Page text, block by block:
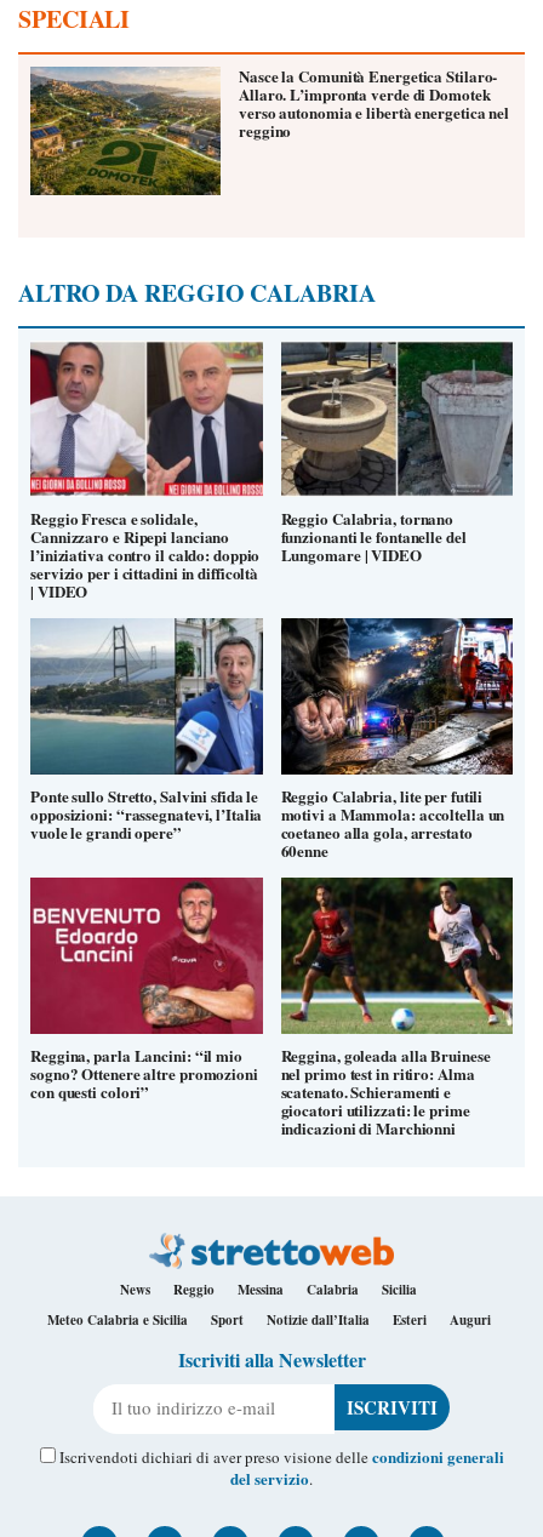
SPECIALI
Nasce la Comunità Energetica Stilaro-
Allaro. L’impronta verde di Domotek
verso autonomia e libertà energetica nel
reggino
ALTRO DA REGGIO CALABRIA
Reggio Fresca e solidale,
Cannizzaro e Ripepi lanciano
l’iniziativa contro il caldo: doppio
servizio per i cittadini in difficoltà
| VIDEO
Reggio Calabria, tornano
funzionanti le fontanelle del
Lungomare | VIDEO
Ponte sullo Stretto, Salvini sfida le
opposizioni: “rassegnatevi, l’Italia
vuole le grandi opere”
Reggio Calabria, lite per futili
motivi a Mammola: accoltella un
coetaneo alla gola, arrestato
60enne
Reggina, parla Lancini: “il mio
sogno? Ottenere altre promozioni
con questi colori”
Reggina, goleada alla Bruinese
nel primo test in ritiro: Alma
scatenato. Schieramenti e
giocatori utilizzati: le prime
indicazioni di Marchionni
News Reggio Messina Calabria
Sicilia
Meteo Calabria e Sicilia
Sport Notizie dall’Italia Esteri Auguri
Iscriviti alla Newsletter
Iscrivendoti dichiari di aver preso visione dellecondizioni generali
del servizio.